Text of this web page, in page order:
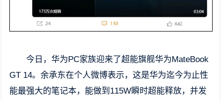
今日，华为PC家族迎来了超能旗舰华为MateBook
GT 14。余承东在个人微博表示，这是华为迄今为止性
能最强大的笔记本，能做到115W瞬时超能释放，并发